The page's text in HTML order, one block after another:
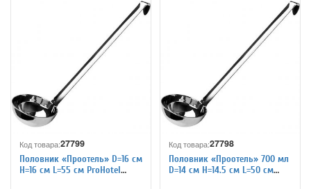
Код товара:27799
Половник «Проотель» D=16 см
H=16 см L=55 см ProHotel
Код товара:27798
Половник «Проотель» 700 мл
D=14 см H=14.5 см L=50 см